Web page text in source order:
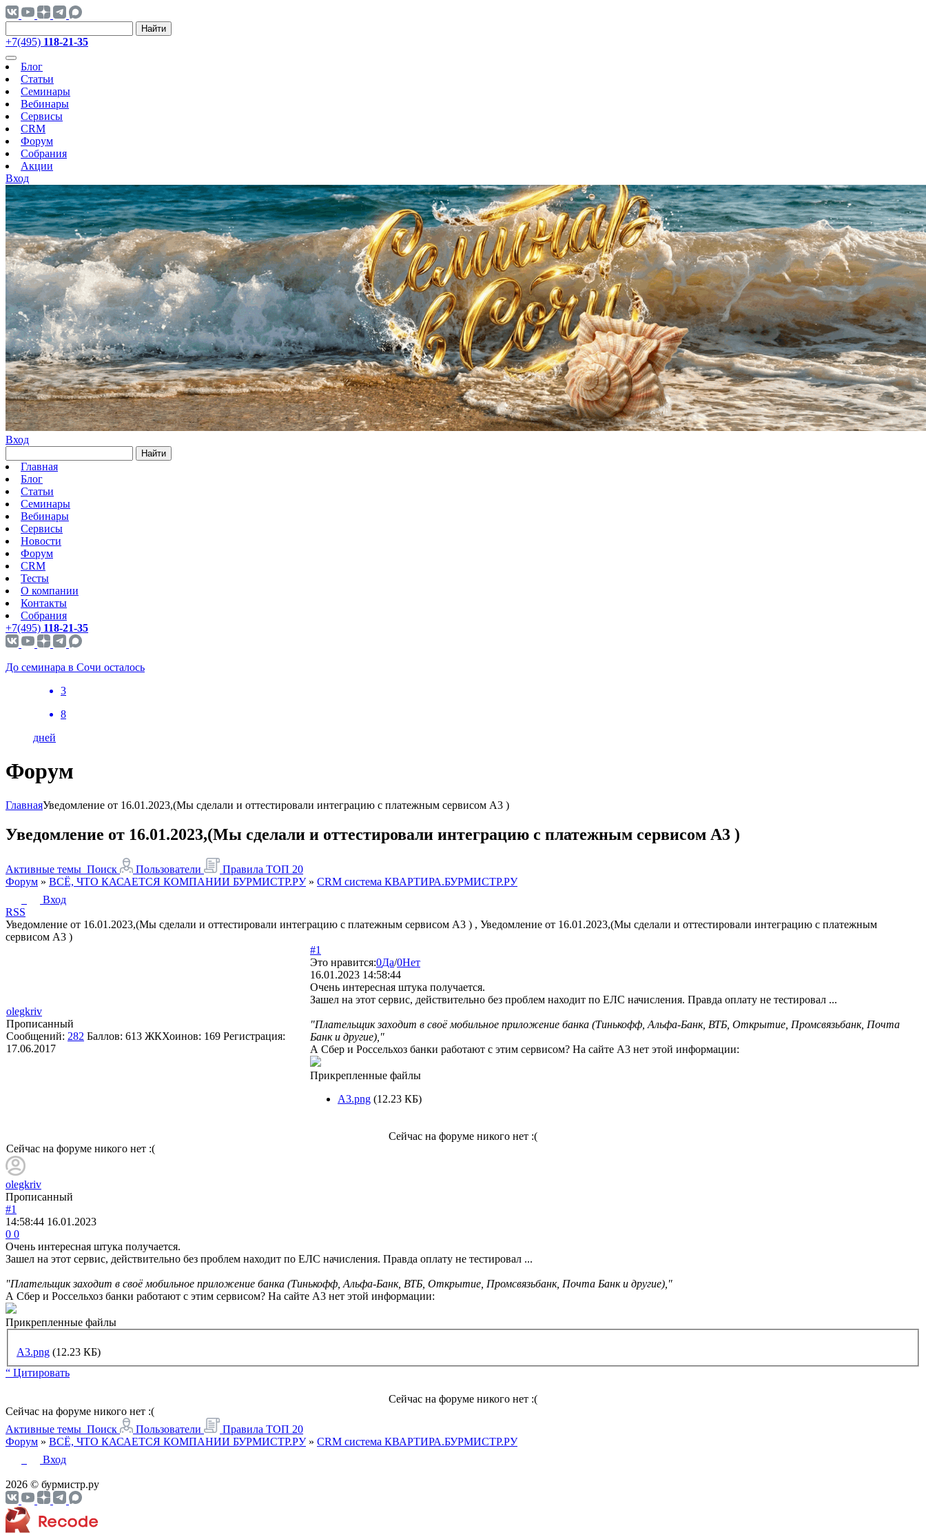
Найти
+7(495) 118-21-35
Блог
Статьи
Семинары
Вебинары
Сервисы
CRM
Форум
Собрания
Акции
Вход
Вход
Найти
Главная
Блог
Статьи
Семинары
Вебинары
Сервисы
Новости
Форум
CRM
Тесты
О компании
Контакты
Собрания
+7(495) 118-21-35
До семинара в Сочи осталось
3
8
дней
Форум
ГлавнаяУведомление от 16.01.2023,(Мы сделали и оттестировали интеграцию с платежным сервисом А3 )
Уведомление от 16.01.2023,(Мы сделали и оттестировали интеграцию с платежным сервисом А3 )
Активные темы Поиск Пользователи Правила ТОП 20
Форум » ВСЁ, ЧТО КАСАЕТСЯ КОМПАНИИ БУРМИСТР.РУ » CRM система КВАРТИРА.БУРМИСТР.РУ
Вход
RSS
Уведомление от 16.01.2023,(Мы сделали и оттестировали интеграцию с платежным сервисом А3 ) , Уведомление от 16.01.2023,(Мы сделали и оттестировали интеграцию с платежным
сервисом А3 )
olegkriv
Прописанный
Сообщений: 282 Баллов: 613 ЖКХоинов: 169 Регистрация:
17.06.2017
#1
Это нравится:0Да/0Нет
16.01.2023 14:58:44
Очень интересная штука получается.
Зашел на этот сервис, действительно без проблем находит по ЕЛС начисления. Правда оплату не тестировал ...
"Плательщик заходит в своё мобильное приложение банка (Тинькофф, Альфа-Банк, ВТБ, Открытие, Промсвязьбанк, Почта
Банк и другие), "
А Сбер и Россельхоз банки работают с этим сервисом? На сайте А3 нет этой информации:
Прикрепленные файлы
А3.png (12.23 КБ)
Сейчас на форуме никого нет :(
Сейчас на форуме никого нет :(
olegkriv
Прописанный
#1
14:58:44 16.01.2023
0 0
Очень интересная штука получается.
Зашел на этот сервис, действительно без проблем находит по ЕЛС начисления. Правда оплату не тестировал ...
"Плательщик заходит в своё мобильное приложение банка (Тинькофф, Альфа-Банк, ВТБ, Открытие, Промсвязьбанк, Почта Банк и другие), "
А Сбер и Россельхоз банки работают с этим сервисом? На сайте А3 нет этой информации:
Прикрепленные файлы
А3.png (12.23 КБ)
“ Цитировать
Сейчас на форуме никого нет :(
Сейчас на форуме никого нет :(
Активные темы Поиск Пользователи Правила ТОП 20
Форум » ВСЁ, ЧТО КАСАЕТСЯ КОМПАНИИ БУРМИСТР.РУ » CRM система КВАРТИРА.БУРМИСТР.РУ
Вход
2026 © бурмистр.ру